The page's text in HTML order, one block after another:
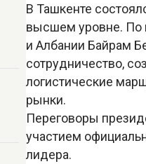
В Ташкенте
высшем уровне. По
и Албании Байрам
сотрудничество,
логистические
рынки.
Переговоры
участием
лидера.